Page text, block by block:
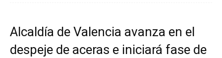
Alcaldía de Valencia avanza en el
despeje de aceras e iniciará fase de